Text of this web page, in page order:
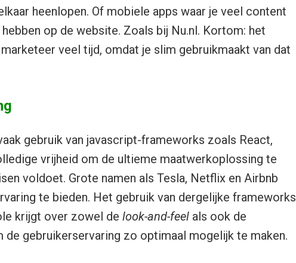
heenlopen. Of mobiele apps waar je veel content
op de website. Zoals bij Nu.nl. Kortom: het
veel tijd, omdat je slim gebruikmaakt van dat
gebruik van javascript-frameworks zoals React,
vrijheid om de ultieme maatwerkoplossing te
voldoet. Grote namen als Tesla, Netflix en Airbnb
te bieden. Het gebruik van dergelijke frameworks
krijgt over zowel de look-and-feelals ook de
de gebruikerservaring zo optimaal mogelijk te maken.